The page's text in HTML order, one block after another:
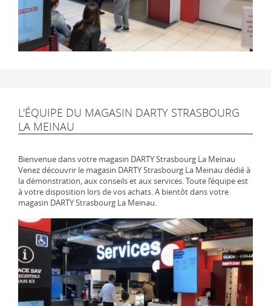
L'ÉQUIPE DU MAGASIN DARTY STRASBOURG
LA MEINAU
Bienvenue dans votre magasin DARTY Strasbourg La Meinau
Venez découvrir le magasin DARTY Strasbourg La Meinau dédié à
la démonstration, aux conseils et aux services. Toute l’équipe est
à votre disposition lors de vos achats. A bientôt dans votre
magasin DARTY Strasbourg La Meinau.